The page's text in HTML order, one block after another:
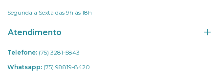
Segunda a Sexta das 9h às 18h
Atendimento
Telefone: (75) 3281-5843
Whatsapp: (75) 98819-8420